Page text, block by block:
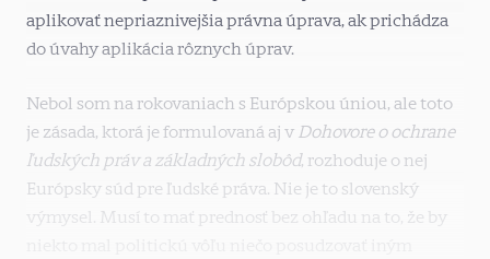
aplikovať nepriaznivejšia právna úprava, ak prichádza
do úvahy aplikácia rôznych úprav.
Nebol som na rokovaniach s Európskou úniou, ale toto
je zásada, ktorá je formulovaná aj v Dohovore o ochrane
ľudských práv a základných slobôd, rozhoduje o nej
Európsky súd pre ľudské práva. Nie je to slovenský
výmysel. Musí to mať prednosť bez ohľadu na to, že by